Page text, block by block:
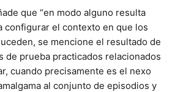
que “en modo alguno resulta
configurar el contexto en que los
se mencione el resultado de
de prueba practicados relacionados
cuando precisamente es el nexo
al conjunto de episodios y